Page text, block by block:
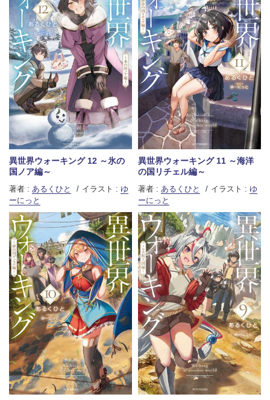
異世界ウォーキング 12 ～氷の
国ノア編～
著者 : あるくひと イラスト : ゆ
ーにっと
異世界ウォーキング 11 ～海洋
の国リチェル編～
著者 : あるくひと イラスト : ゆ
ーにっと